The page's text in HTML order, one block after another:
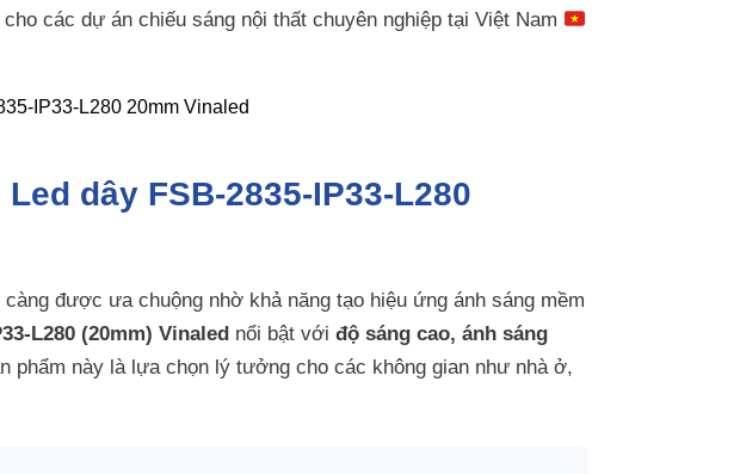
các dự án chiếu sáng nội thất chuyên nghiệp tại Việt Nam
dây FSB-2835-IP33-L280
được ưa chuộng nhờ khả năng tạo hiệu ứng ánh sáng mềm
L280 (20mm) Vinaled nổi bật với độ sáng cao, ánh sáng
phẩm này là lựa chọn lý tưởng cho các không gian như nhà ở,